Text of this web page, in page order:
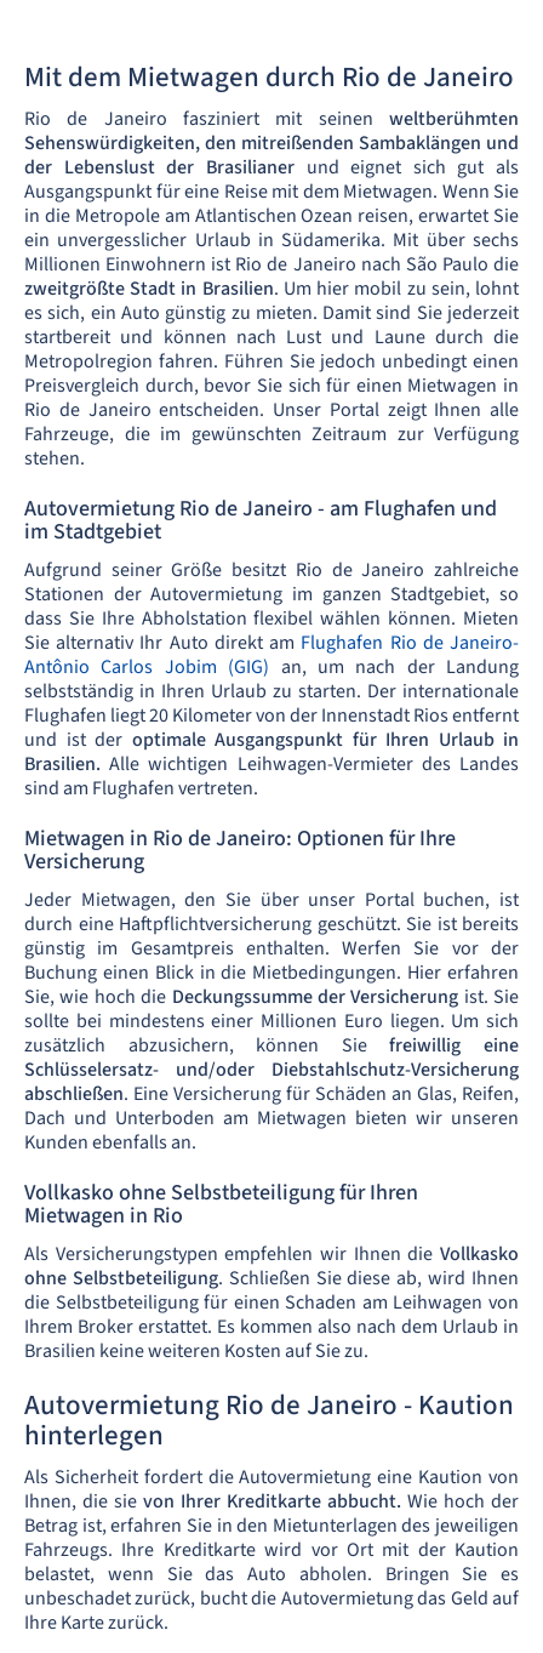
Mit dem Mietwagen durch Rio de Janeiro
Rio de Janeiro fasziniert mit seinen weltberühmten
Sehenswürdigkeiten, den mitreißenden Sambaklängen und
der Lebenslust der Brasilianer und eignet sich gut als
Ausgangspunkt für eine Reise mit dem Mietwagen. Wenn Sie
in die Metropole am Atlantischen Ozean reisen, erwartet Sie
ein unvergesslicher Urlaub in Südamerika. Mit über sechs
Millionen Einwohnern ist Rio de Janeiro nach São Paulo die
zweitgrößte Stadt in Brasilien. Um hier mobil zu sein, lohnt
es sich, ein Auto günstig zu mieten. Damit sind Sie jederzeit
startbereit und können nach Lust und Laune durch die
Metropolregion fahren. Führen Sie jedoch unbedingt einen
Preisvergleich durch, bevor Sie sich für einen Mietwagen in
Rio de Janeiro entscheiden. Unser Portal zeigt Ihnen alle
Fahrzeuge, die im gewünschten Zeitraum zur Verfügung
stehen.
Autovermietung Rio de Janeiro - am Flughafen und
im Stadtgebiet
Aufgrund seiner Größe besitzt Rio de Janeiro zahlreiche
Stationen der Autovermietung im ganzen Stadtgebiet, so
dass Sie Ihre Abholstation flexibel wählen können. Mieten
Sie alternativ Ihr Auto direkt am Flughafen Rio de Janeiro-
Antônio Carlos Jobim (GIG) an, um nach der Landung
selbstständig in Ihren Urlaub zu starten. Der internationale
Flughafen liegt 20 Kilometer von der Innenstadt Rios entfernt
und ist der optimale Ausgangspunkt für Ihren Urlaub in
Brasilien.Alle wichtigen Leihwagen-Vermieter des Landes
sind am Flughafen vertreten.
Mietwagen in Rio de Janeiro: Optionen für Ihre
Versicherung
Jeder Mietwagen, den Sie über unser Portal buchen, ist
durch eine Haftpflichtversicherung geschützt. Sie ist bereits
günstig im Gesamtpreis enthalten. Werfen Sie vor der
Buchung einen Blick in die Mietbedingungen. Hier erfahren
Sie, wie hoch die Deckungssumme der Versicherung ist. Sie
sollte bei mindestens einer Millionen Euro liegen. Um sich
zusätzlich abzusichern, können Siefreiwillig eine
Schlüsselersatz- und/oder Diebstahlschutz-Versicherung
abschließen. Eine Versicherung für Schäden an Glas, Reifen,
Dach und Unterboden am Mietwagen bieten wir unseren
Kunden ebenfalls an.
Vollkasko ohne Selbstbeteiligung für Ihren
Mietwagen in Rio
Als Versicherungstypen empfehlen wir Ihnen die Vollkasko
ohne Selbstbeteiligung. Schließen Sie diese ab, wird Ihnen
die Selbstbeteiligung für einen Schaden am Leihwagen von
Ihrem Broker erstattet. Es kommen also nach dem Urlaub in
Brasilien keine weiteren Kosten auf Sie zu.
Autovermietung Rio de Janeiro - Kaution
hinterlegen
Als Sicherheit fordert die Autovermietung eine Kaution von
Ihnen, die sie von Ihrer Kreditkarte abbucht. Wie hoch der
Betrag ist, erfahren Sie in den Mietunterlagen des jeweiligen
Fahrzeugs. Ihre Kreditkarte wird vor Ort mit der Kaution
belastet, wenn Sie das Auto abholen. Bringen Sie es
unbeschadet zurück, bucht die Autovermietung das Geld auf
Ihre Karte zurück.